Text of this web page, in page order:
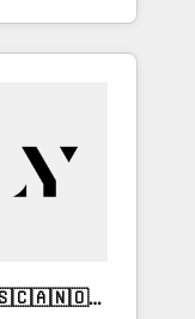
planning
- building
-